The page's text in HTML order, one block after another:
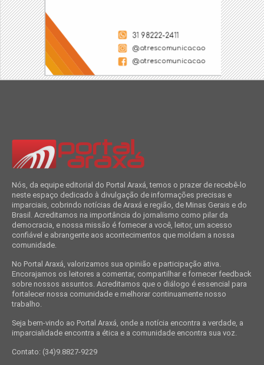
Nós, da equipe editorial do Portal Araxá, temos o prazer de recebê-lo
neste espaço dedicado à divulgação de informações precisas e
imparciais, cobrindo notícias de Araxá e região, de Minas Gerais e do
Brasil. Acreditamos na importância do jornalismo como pilar da
democracia, e nossa missão é fornecer a você, leitor, um acesso
confiável e abrangente aos acontecimentos que moldam a nossa
comunidade.
No Portal Araxá, valorizamos sua opinião e participação ativa.
Encorajamos os leitores a comentar, compartilhar e fornecer feedback
sobre nossos assuntos. Acreditamos que o diálogo é essencial para
fortalecer nossa comunidade e melhorar continuamente nosso
trabalho.
Seja bem-vindo ao Portal Araxá, onde a notícia encontra a verdade, a
imparcialidade encontra a ética e a comunidade encontra sua voz.
Contato: (34)9.8827-9229